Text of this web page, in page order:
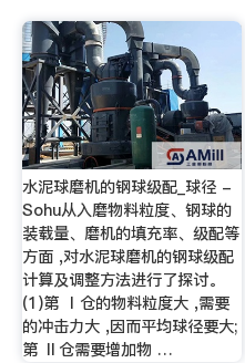
水泥球磨机的钢球级配_球径 -
Sohu从入磨物料粒度、钢球的
装载量、磨机的填充率、级配等
方面 ,对水泥球磨机的钢球级配
计算及调整方法进行了探讨。
(1)第 Ⅰ仓的物料粒度大 ,需要
的冲击力大 ,因而平均球径要大;
第 Ⅱ仓需要增加物 …